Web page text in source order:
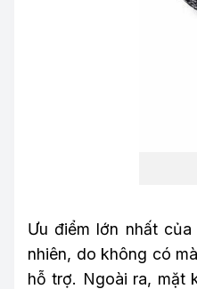
Ưu điểm lớn nhất
nhiên, do không có
hỗ trợ. Ngoài ra, mặt